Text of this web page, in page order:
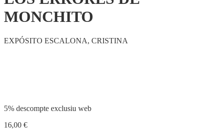
MONCHITO
EXPÓSITO ESCALONA, CRISTINA
5% descompte exclusiu web
16,00 €